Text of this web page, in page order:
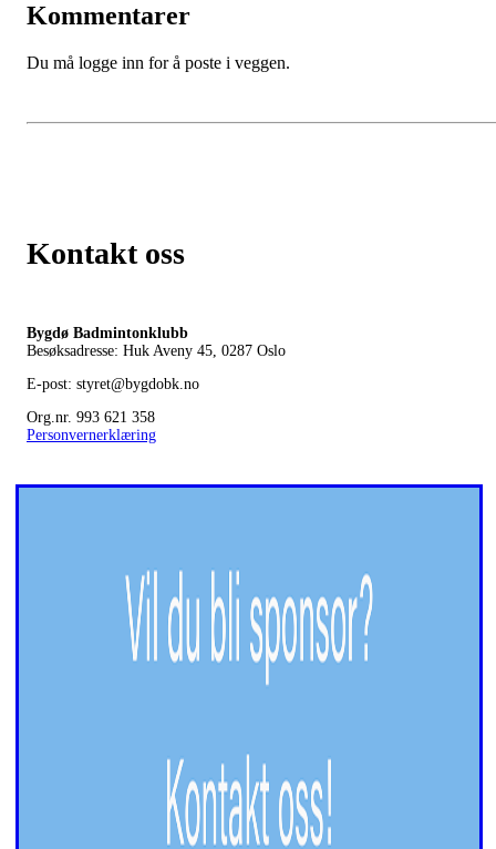
Kommentarer
Du må logge inn for å poste i veggen.
Kontakt oss
Bygdø Badmintonklubb
Besøksadresse: Huk Aveny 45, 0287 Oslo
E-post: styret@bygdobk.no
Org.nr. 993 621 358
Personvernerklæring